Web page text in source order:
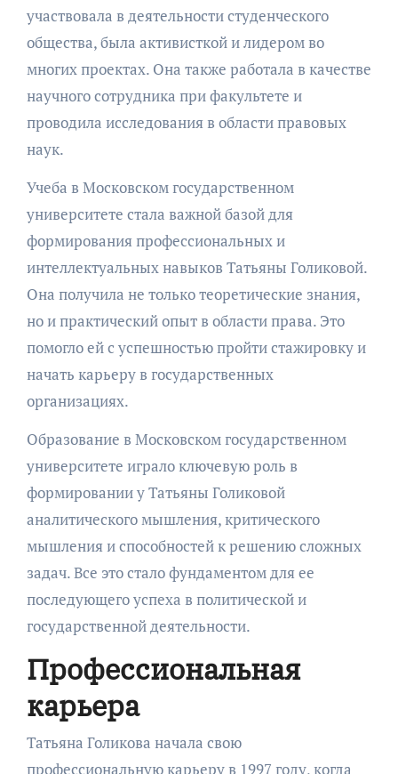
участвовала в деятельности студенческого
общества, была активисткой и лидером во
многих проектах. Она также работала в качестве
научного сотрудника при факультете и
проводила исследования в области правовых
наук.
Учеба в Московском государственном
университете стала важной базой для
формирования профессиональных и
интеллектуальных навыков Татьяны Голиковой.
Она получила не только теоретические знания,
но и практический опыт в области права. Это
помогло ей с успешностью пройти стажировку и
начать карьеру в государственных
организациях.
Образование в Московском государственном
университете играло ключевую роль в
формировании у Татьяны Голиковой
аналитического мышления, критического
мышления и способностей к решению сложных
задач. Все это стало фундаментом для ее
последующего успеха в политической и
государственной деятельности.
Профессиональная
карьера
Татьяна Голикова начала свою
профессиональную карьеру в 1997 году, когда